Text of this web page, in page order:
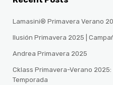
Lamasini® Primavera Verano
Ilusión Primavera 2025 |
Andrea Primavera 2025
Cklass Primavera-Verano 2025:
Temporada